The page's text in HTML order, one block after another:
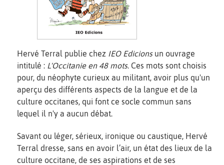
Hervé Terral publie chez IEO Edicionsun ouvrage
intitulé : L'Occitanie en 48 mots. Ces mots sont choisis
pour, du néophyte curieux au militant, avoir plus qu'un
aperçu des différents aspects de la langue et de la
culture occitanes, qui font ce socle commun sans
lequel il n'y a aucun débat.
Savant ou léger, sérieux, ironique ou caustique, Hervé
Terral dresse, sans en avoir l’air, un état des lieux de la
culture occitane, de ses aspirations et de ses